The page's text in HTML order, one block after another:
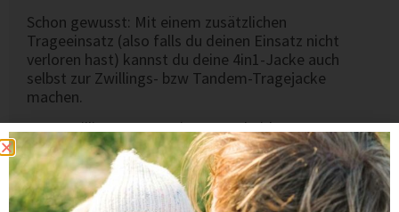
Schon gewusst: Mit einem zusätzlichen
Trageeinsatz (also falls du deinen Einsatz nicht
verloren hast) kannst du deine 4in1-Jacke auch
selbst zur Zwillings- bzw Tandem-Tragejacke
machen.
Zum Zwillingstragen: Zippe vorn beide
Trageeinsätze ein, um genügend Platz für deine
beiden Babys zu haben. Wenn sie dann größer sind,
kannst du auch ein Kind vorn und eins auf dem
Rücken tragen.